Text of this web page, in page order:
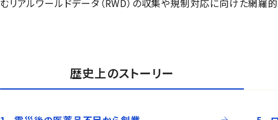
むリアルワールドデータ（RWD）の収集や規制対応に向けた網羅
歴史上のストーリー